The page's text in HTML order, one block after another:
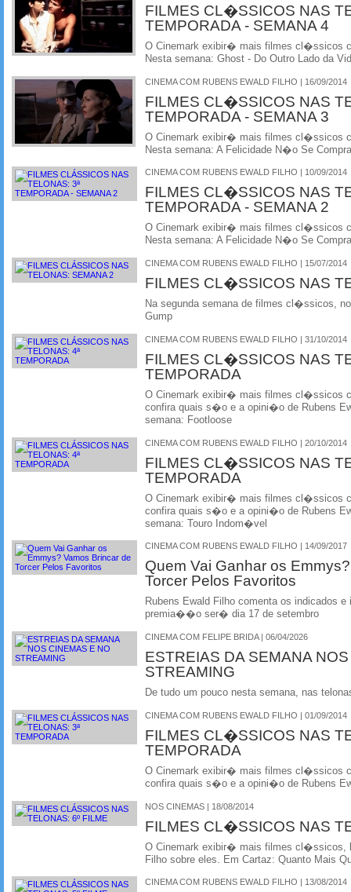
FILMES CL�SSICOS NAS
TEMPORADA - SEMANA 4
O Cinemark exibir� mais filmes cl�ssicos
Nesta semana: Ghost - Do Outro Lado da
CINEMA COM RUBENS EWALD FILHO | 16/09/2014
FILMES CL�SSICOS NAS
TEMPORADA - SEMANA 3
O Cinemark exibir� mais filmes cl�ssicos
Nesta semana: A Felicidade N�o Se Compra
CINEMA COM RUBENS EWALD FILHO | 10/09/2014
FILMES CL�SSICOS NAS
TEMPORADA - SEMANA 2
O Cinemark exibir� mais filmes cl�ssicos
Nesta semana: A Felicidade N�o Se Compra
CINEMA COM RUBENS EWALD FILHO | 15/07/2014
FILMES CL�SSICOS NAS
Na segunda semana de filmes cl�ssicos,
Gump
CINEMA COM RUBENS EWALD FILHO | 31/10/2014
FILMES CL�SSICOS NAS
TEMPORADA
O Cinemark exibir� mais filmes cl�ssicos
confira quais s�o e a opini�o de Rubens
semana: Footloose
CINEMA COM RUBENS EWALD FILHO | 20/10/2014
FILMES CL�SSICOS NAS
TEMPORADA
O Cinemark exibir� mais filmes cl�ssicos
confira quais s�o e a opini�o de Rubens
semana: Touro Indom�vel
CINEMA COM RUBENS EWALD FILHO | 14/09/2017
Quem Vai Ganhar os
Torcer Pelos Favoritos
Rubens Ewald Filho comenta os indicados
premia��o ser� dia 17 de setembro
CINEMA COM FELIPE BRIDA | 06/04/2026
ESTREIAS DA SEMANA
STREAMING
De tudo um pouco nesta semana, nas
CINEMA COM RUBENS EWALD FILHO | 01/09/2014
FILMES CL�SSICOS NAS
TEMPORADA
O Cinemark exibir� mais filmes cl�ssicos
confira quais s�o e a opini�o de Rubens
NOS CINEMAS | 18/08/2014
FILMES CL�SSICOS NAS
O Cinemark exibir� mais filmes cl�ssicos,
Filho sobre eles. Em Cartaz: Quanto Mais
CINEMA COM RUBENS EWALD FILHO | 13/08/2014